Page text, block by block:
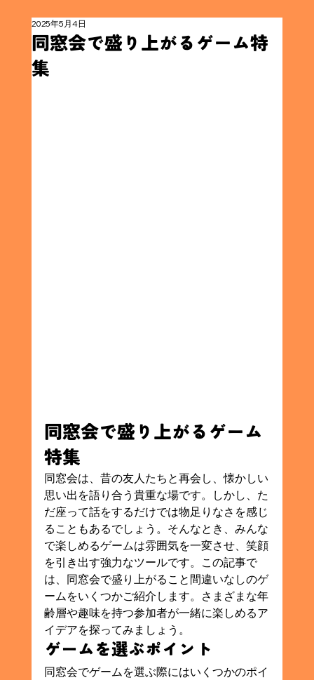
同窓会で盛り上がるゲーム特
集
2025年5月4日
同窓会で盛り上がるゲーム
特集
同窓会は、昔の友人たちと再会し、懐かしい
思い出を語り合う貴重な場です。しかし、た
だ座って話をするだけでは物足りなさを感じ
ることもあるでしょう。そんなとき、みんな
で楽しめるゲームは雰囲気を一変させ、笑顔
を引き出す強力なツールです。この記事で
は、同窓会で盛り上がること間違いなしのゲ
ームをいくつかご紹介します。さまざまな年
齢層や趣味を持つ参加者が一緒に楽しめるア
イデアを探ってみましょう。
ゲームを選ぶポイント
同窓会でゲームを選ぶ際にはいくつかのポイ